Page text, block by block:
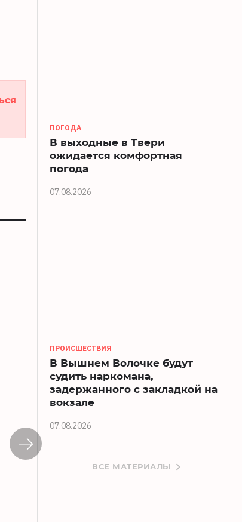
ПОГОДА
В выходные в Твери
ожидается комфортная
погода
07.08.2026
ПРОИСШЕСТВИЯ
В Вышнем Волочке будут
судить наркомана,
задержанного с закладкой на
вокзале
07.08.2026
ВСЕ МАТЕРИАЛЫ